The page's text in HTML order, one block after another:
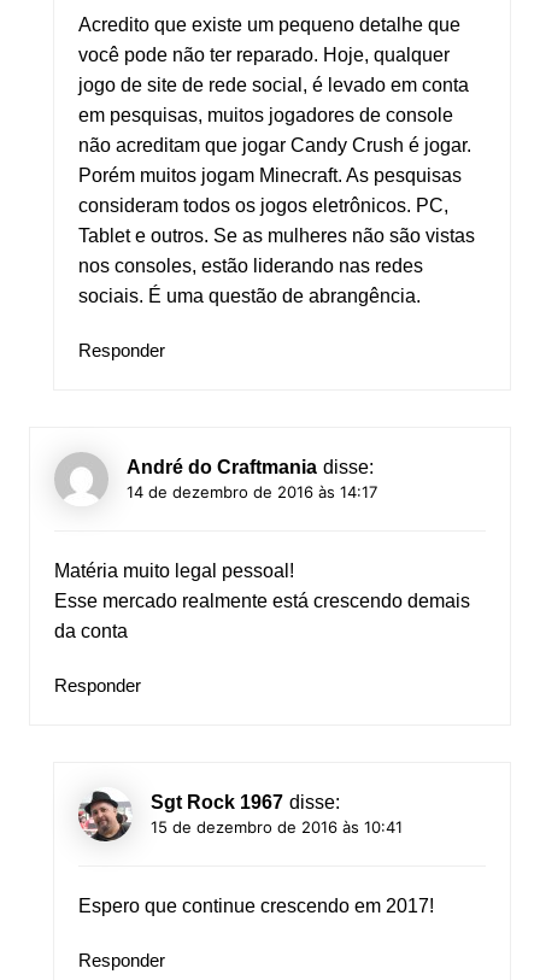
Acredito que existe um pequeno detalhe que
você pode não ter reparado. Hoje, qualquer
jogo de site de rede social, é levado em conta
em pesquisas, muitos jogadores de console
não acreditam que jogar Candy Crush é jogar.
Porém muitos jogam Minecraft. As pesquisas
consideram todos os jogos eletrônicos. PC,
Tablet e outros. Se as mulheres não são vistas
nos consoles, estão liderando nas redes
sociais. É uma questão de abrangência.
Responder
André do Craftmania disse:
14 de dezembro de 2016 às 14:17
Matéria muito legal pessoal!
Esse mercado realmente está crescendo demais
da conta
Responder
Sgt Rock 1967 disse:
15 de dezembro de 2016 às 10:41
Espero que continue crescendo em 2017!
Responder